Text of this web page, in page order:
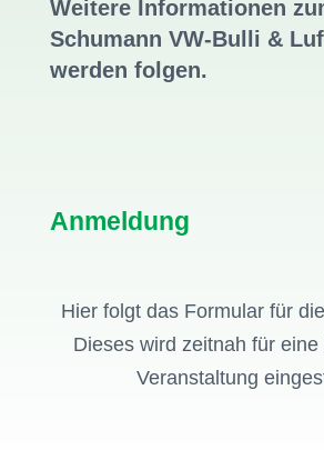
Weitere Informationen
Schumann VW-Bulli &
werden folgen.
Anmeldung
Hier folgt das Formular für
Dieses wird zeitnah für
Veranstaltung